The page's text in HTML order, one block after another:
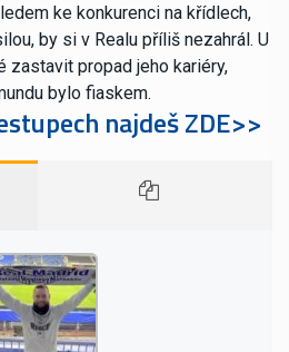
ke konkurenci na křídlech,
by si v Realu příliš nezahrál. U
zastavit propad jeho kariéry,
bylo fiaskem.
najdeš ZDE>>